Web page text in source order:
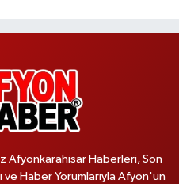
Afyonkarahisar Haberleri, Son
ve Haber Yorumlarıyla Afyon'un